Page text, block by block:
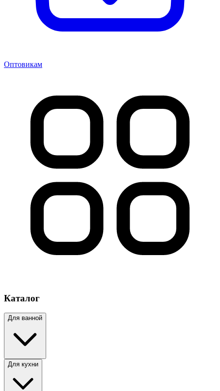
Оптовикам
Каталог
Для ванной
Для кухни